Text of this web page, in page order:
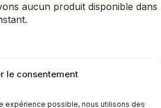
le consentement
expérience possible, nous utilisons des
aucun produit disponible dans